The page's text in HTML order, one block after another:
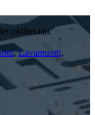
pidätetään.
,Lavamuotti,